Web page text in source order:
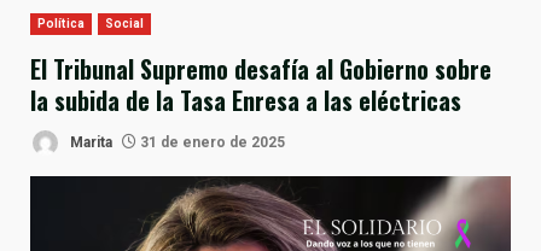
Política Social
El Tribunal Supremo desafía al Gobierno sobre
la subida de la Tasa Enresa a las eléctricas
Marita 31 de enero de 2025